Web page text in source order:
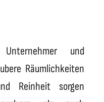
und
Räumlichkeiten
Reinheit sorgen